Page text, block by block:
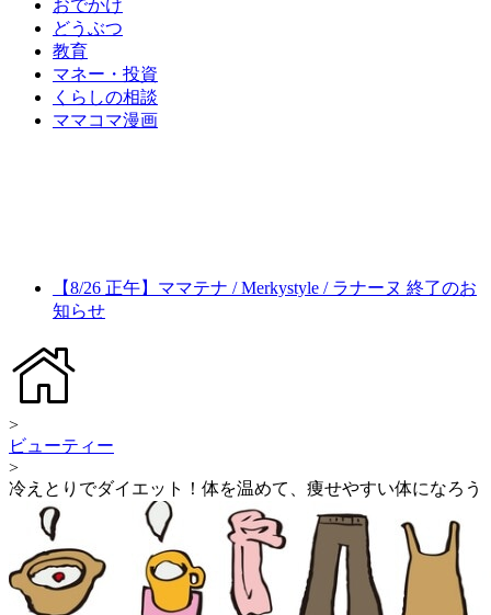
おでかけ
どうぶつ
教育
マネー・投資
くらしの相談
ママコマ漫画
【8/26 正午】ママテナ / Merkystyle / ラナーヌ 終了のお
知らせ
>
ビューティー
>
冷えとりでダイエット！体を温めて、痩せやすい体になろう